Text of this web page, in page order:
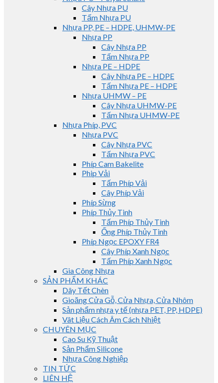
Cây Nhựa PU
Tấm Nhựa PU
Nhựa PP, PE – HDPE, UHMW-PE
Nhựa PP
Cây Nhựa PP
Tấm Nhựa PP
Nhựa PE – HDPE
Cây Nhựa PE – HDPE
Tấm Nhựa PE – HDPE
Nhựa UHMW – PE
Cây Nhựa UHMW-PE
Tấm Nhựa UHMW-PE
Nhựa Phíp, PVC
Nhựa PVC
Cây Nhựa PVC
Tấm Nhựa PVC
Phíp Cam Bakelite
Phip Vải
Tấm Phíp Vải
Cây Phíp Vải
Phíp Sừng
Phíp Thủy Tinh
Tấm Phíp Thủy Tinh
Ống Phíp Thủy Tinh
Phíp Ngọc EPOXY FR4
Cây Phíp Xanh Ngọc
Tấm Phíp Xanh Ngọc
Gia Công Nhựa
SẢN PHẨM KHÁC
Dây Tết Chèn
Gioăng Cửa Gỗ, Cửa Nhựa, Cửa Nhôm
Sản phẩm nhựa y tế (nhựa PET, PP, HDPE)
Vât Liệu Cách Âm Cách Nhiệt
CHUYÊN MỤC
Cao Su Kỹ Thuật
Sản Phẩm Silicone
Nhựa Công Nghiệp
TIN TỨC
LIÊN HỆ